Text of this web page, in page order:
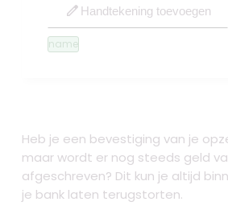
edit Handtekening toevoegen
name
Heb je een bevestiging van je
maar wordt er nog steeds geld
afgeschreven? Dit kun je altijd
je bank laten terugstorten.